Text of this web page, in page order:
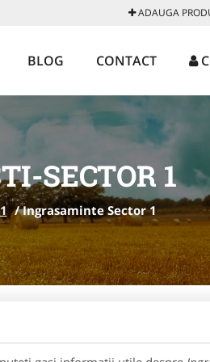
ADAUGA
BLOG CONTACT
SECTOR 1
/Ingrasaminte Sector 1